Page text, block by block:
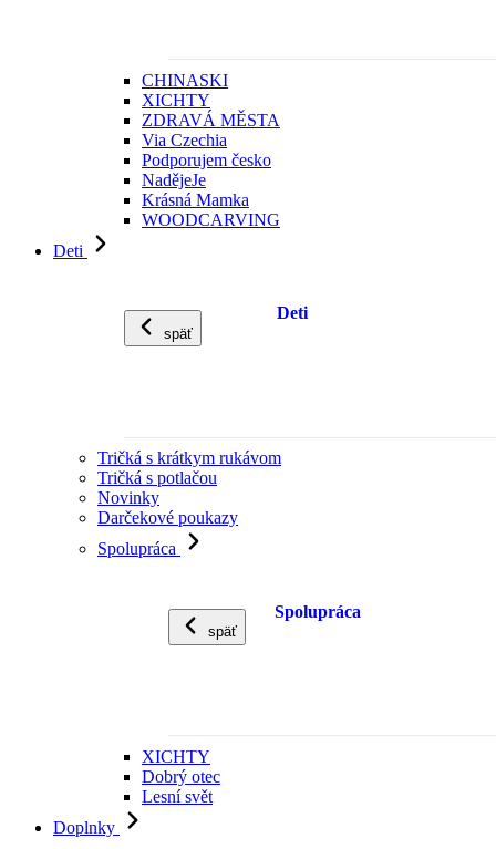
CHINASKI
XICHTY
ZDRAVÁ MĚSTA
Via Czechia
Podporujem česko
NadějeJe
Krásná Mamka
WOODCARVING
Deti
späť
Deti
Tričká s krátkym rukávom
Tričká s potlačou
Novinky
Darčekové poukazy
Spolupráca
späť
Spolupráca
XICHTY
Dobrý otec
Lesní svět
Doplnky